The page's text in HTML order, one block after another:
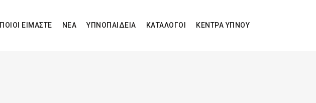
ΠΟΙΟΙ ΕΙΜΑΣΤΕ ΝΕΑ ΥΠΝΟΠΑΙΔΕΙΑ ΚΑΤΑΛΟΓΟΙ ΚΕΝΤΡΑ ΥΠΝΟΥ